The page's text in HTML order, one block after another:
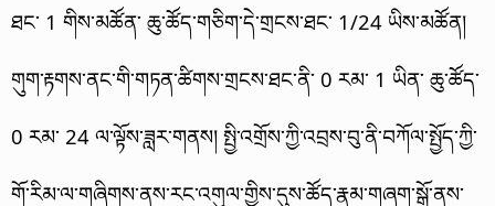
ཐང་ 1 གིས་མཚོན་ ཆུ་ཚོད་གཅིག་དེ་གྲངས་ཐང་ 1/24 ཡིས་མཚོན།
གུག་རྟགས་ནང་གི་གཏན་ཚིགས་གྲངས་ཐང་ནི་ 0 རམ་ 1 ཡིན་ ཆུ་ཚོད་
0 རམ་ 24 ལ་ལྟོས་ཟླར་གནས། སྤྱི་འགྲོས་ཀྱི་འབྲས་བུ་ནི་བཀོལ་སྤྱོད་ཀྱི་
གོ་རིམ་ལ་གཞིགས་ནས་རང་འགུལ་གྱིས་དུས་ཚོད་རྣམ་གཞག་སྒོ་ནས་